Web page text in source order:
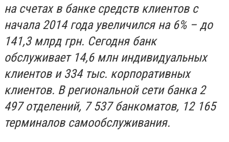
на счетах в банке средств клиентов с
начала 2014 года увеличился на 6% – до
141,3 млрд грн. Сегодня банк
обслуживает 14,6 млн индивидуальных
клиентов и 334 тыс. корпоративных
клиентов. В региональной сети банка 2
497 отделений, 7 537 банкоматов, 12 165
терминалов самообслуживания.